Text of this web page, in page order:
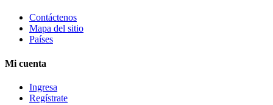
Contáctenos
Mapa del sitio
Países
Mi cuenta
Ingresa
Regístrate